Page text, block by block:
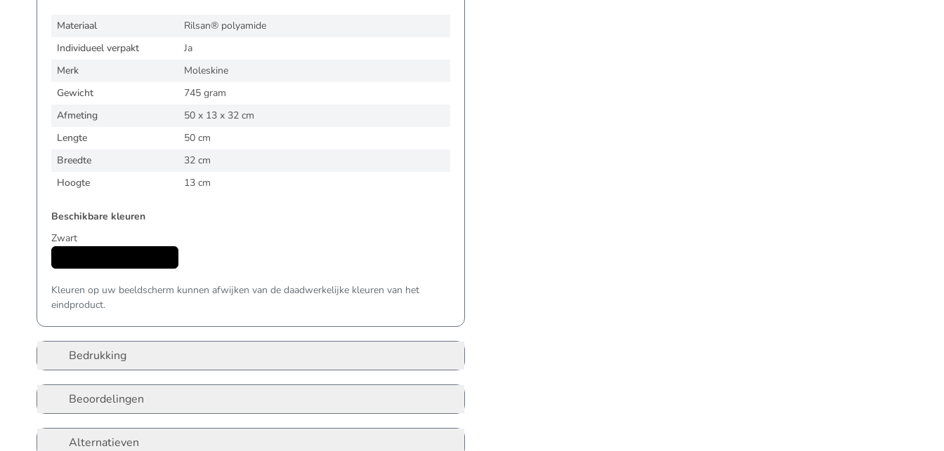
Materiaal
Rilsan® polyamide
Individueel verpakt
Ja
Merk
Moleskine
Gewicht
745 gram
Afmeting
50 x 13 x 32 cm
Lengte
50 cm
Breedte
32 cm
Hoogte
13 cm
Beschikbare kleuren
Zwart
Kleuren op uw beeldscherm kunnen afwijken van de daadwerkelijke kleuren van het
eindproduct.
Bedrukking
Beoordelingen
Alternatieven